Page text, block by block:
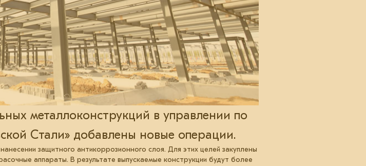
металлоконструкций в управлении по
Стали» добавлены новые операции.
защитного антикоррозионного слоя. Для этих целей закуплены
аппараты. В результате выпускаемые конструкции будут более